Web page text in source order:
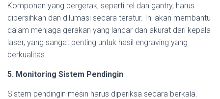
Komponen yang bergerak, seperti rel dan gantry, harus
dibersihkan dan dilumasi secara teratur. Ini akan membantu
dalam menjaga gerakan yang lancar dan akurat dari kepala
laser, yang sangat penting untuk hasil engraving yang
berkualitas.
5. Monitoring Sistem Pendingin
Sistem pendingin mesin harus diperiksa secara berkala.